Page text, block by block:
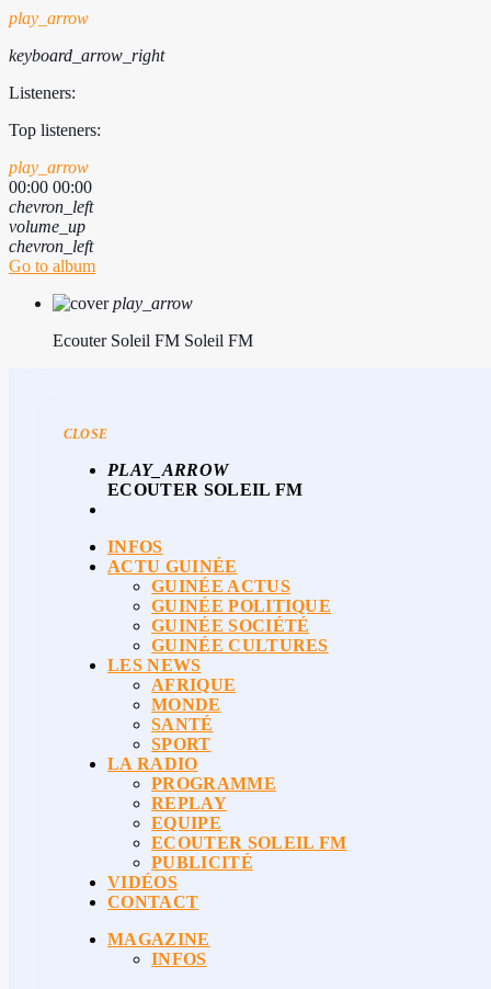
play_arrow
keyboard_arrow_right
Listeners:
Top listeners:
play_arrow
00:00 00:00
chevron_left
volume_up
chevron_left
Go to album
play_arrow
Ecouter Soleil FM Soleil FM
CLOSE
PLAY_ARROW
ECOUTER SOLEIL FM
INFOS
ACTU GUINÉE
GUINÉE ACTUS
GUINÉE POLITIQUE
GUINÉE SOCIÉTÉ
GUINÉE CULTURES
LES NEWS
AFRIQUE
MONDE
SANTÉ
SPORT
LA RADIO
PROGRAMME
REPLAY
EQUIPE
ECOUTER SOLEIL FM
PUBLICITÉ
VIDÉOS
CONTACT
MAGAZINE
INFOS